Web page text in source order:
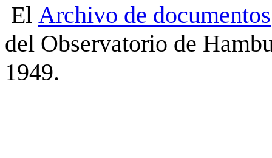
El Archivo de documentos
del Observatorio de
1949.